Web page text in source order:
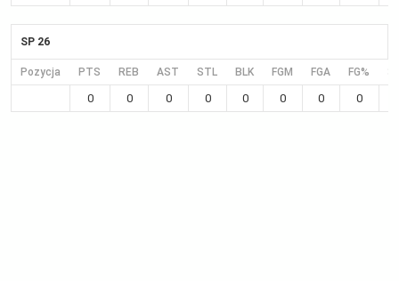
SP 26
Pozycja PTS REB AST STL BLK FGM FGA FG%
0 0 0 0 0 0 0 0